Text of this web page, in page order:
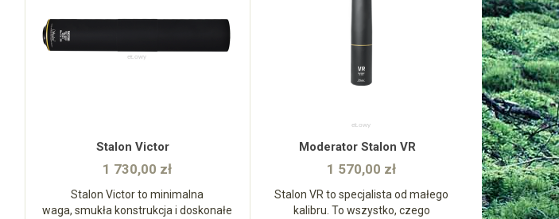
Stalon Victor
1 730,00 zł
Stalon Victor to minimalna
waga, smukła konstrukcja i doskonałe
Moderator Stalon VR
1 570,00 zł
Stalon VR to specjalista od małego
kalibru. To wszystko, czego